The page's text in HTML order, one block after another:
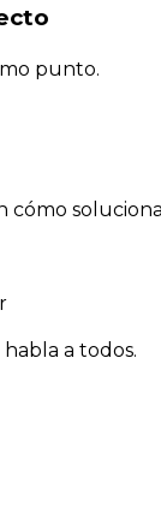
punto.
cómo
a todos.